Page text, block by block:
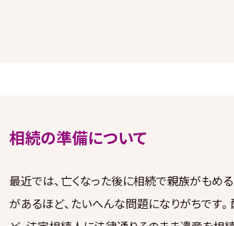
相続の準備について
最近では、亡くなった後に相続で親族がもめる
があるほど、たいへんな問題になりがちです